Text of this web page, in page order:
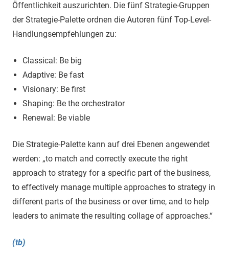
Öffentlichkeit auszurichten. Die fünf Strategie-Gruppen
der Strategie-Palette ordnen die Autoren fünf Top-Level-
Handlungsempfehlungen zu:
Classical: Be big
Adaptive: Be fast
Visionary: Be first
Shaping: Be the orchestrator
Renewal: Be viable
Die Strategie-Palette kann auf drei Ebenen angewendet
werden: „to match and correctly execute the right
approach to strategy for a specific part of the business,
to effectively manage multiple approaches to strategy in
different parts of the business or over time, and to help
leaders to animate the resulting collage of approaches.“
(tb)